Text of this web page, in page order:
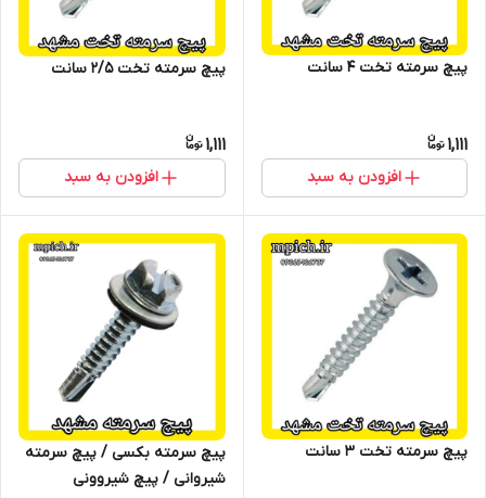
پیچ سرمته تخت 4 سانت
1,111
افزودن به سبد
پیچ سرمته تخت 2/5 سانت
1,111
افزودن به سبد
پیچ سرمته تخت 3 سانت
پیچ سرمته بکسی / پیچ سرمته
شیروانی / پیچ شیروونی